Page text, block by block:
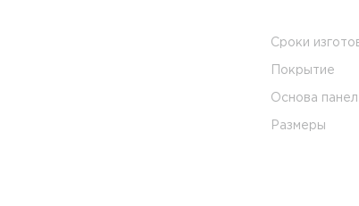
Сроки
Покрытие
Основа
Размеры